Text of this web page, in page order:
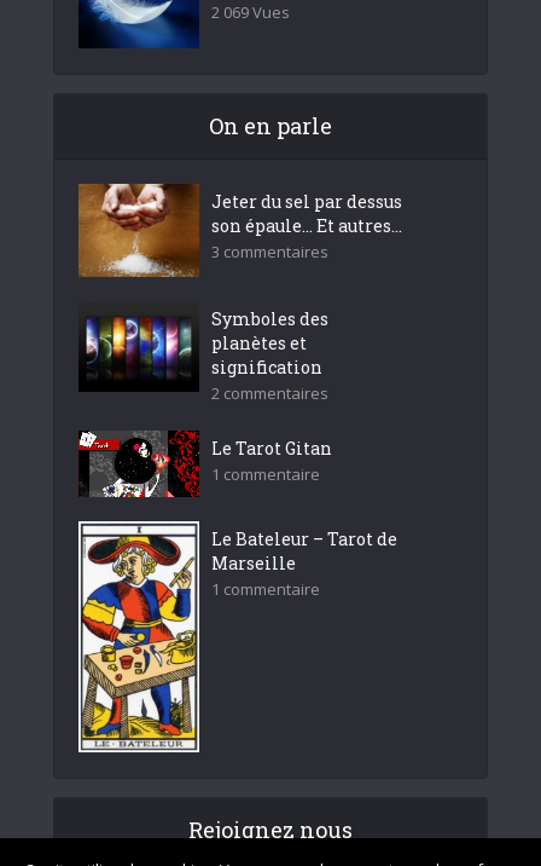
2 069 Vues
On en parle
Jeter du sel par dessus
son épaule… Et autres...
3 commentaires
Symboles des
planètes et
signification
2 commentaires
Le Tarot Gitan
1 commentaire
Le Bateleur – Tarot de
Marseille
1 commentaire
Rejoignez nous